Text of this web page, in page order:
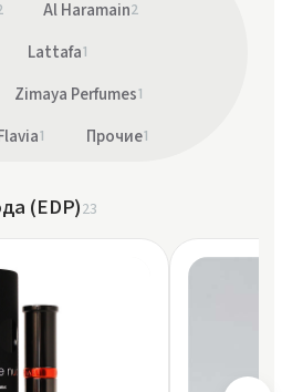
Al Haramain2
Lattafa1
Zimaya Perfumes1
Flavia1 Прочие1
(EDP)23